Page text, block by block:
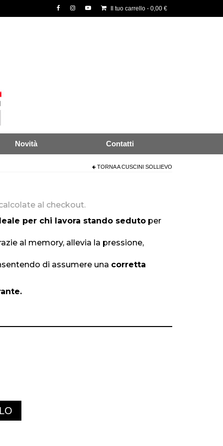
Il tuo carrello - 0,00 €
Novità Contatti
TORNA ACUSCINI SOLLIEVO
al checkout.
per chi lavora stando sedutoper
al memory, allevia la pressione,
di assumere una corretta